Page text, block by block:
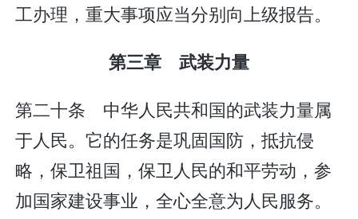
工办理，重大事项应当分别向上级报告。
第三章 武装力量
第二十条 中华人民共和国的武装力量属
于人民。它的任务是巩固国防，抵抗侵
略，保卫祖国，保卫人民的和平劳动，参
加国家建设事业，全心全意为人民服务。